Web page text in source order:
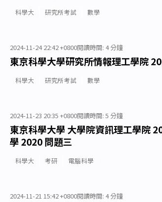
科學大 研究所考試 數學
2024-11-24 22:42 +0800閱讀時間: 4 分鐘
東京科學大學研究所情報理工學院
科學大 研究所考試 數學
2024-11-23 20:35 +0800閱讀時間: 5 分鐘
東京科學大學 大學院資訊理工學院
學 2020 問題三
科學大 考研 電腦科學
2024-11-21 15:42 +0800閱讀時間: 4 分鐘